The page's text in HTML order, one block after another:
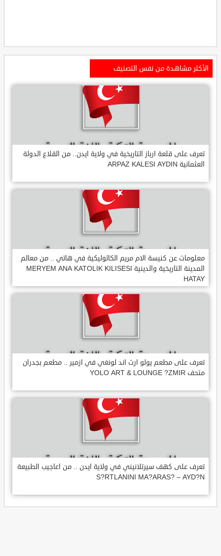
الأكثر مشاهدة من نفس التصنيف
تعرف على قلعة ارباز التاريخية في ولاية ايدن.. من القلاع الدولة
العثمانية ARPAZ KALESI AYDIN
معلومات عن كنيسة الام مريم الكاثوليكية في هاتي .. من معالم
المدينة التاريخية والدينية MERYEM ANA KATOLIK KILISESI
HATAY
تعرف على مطعم يولو ارت اند لونغي في ازمير .. مطعم بجدران
متحف YOLO ART & LOUNGE ?ZMIR
تعرف على كهف سيرتلانيني في ولاية ايدن .. من اعاجيب الطبيعة
S?RTLANINI MA?ARAS? – AYD?N